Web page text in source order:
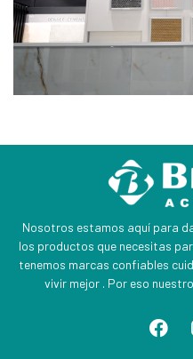
Nosotros estamos aquí para
los productos que necesitas
tenemos marcas confiables
vivir mejor . Por eso nuestro